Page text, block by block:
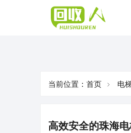
当前位置： 首页 电
高效安全的珠海